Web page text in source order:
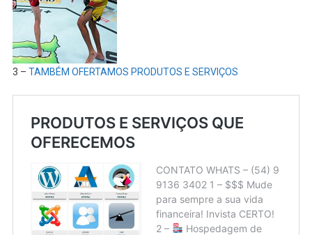
3 – TAMBÉM OFERTAMOS PRODUTOS E SERVIÇOS